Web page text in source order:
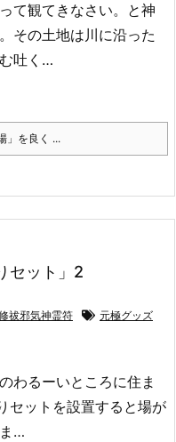
て観てきなさい。と神
その土地は川に沿った
吐く…
」を良く ...
セット」2
祓邪気神霊符 元極グッズ
わるーいところに住ま
セットを設置すると場が
…